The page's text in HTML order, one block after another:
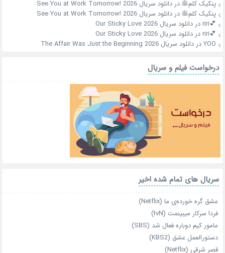
پنکیک کلم🥞دردانلود سریال See You at Work Tomorrow! 2026
پنکیک کلم🥞دردانلود سریال See You at Work Tomorrow! 2026
💕riri
دردانلود سریال Our Sticky Love 2026
💕riri
دردانلود سریال Our Sticky Love 2026
YOOدردانلود سریال The Affair Was Just the Beginning 2026
درخواست فیلم و سریال
سریال های تمام شده اخیر
عشق گره خورده‌ی ما (Netflix)
فردا سرکار میبینمت (tvN)
مامور کیم دوباره فعال شد (SBS)
دستورالعمل عشق (KBS2)
قصر شرقی (Netflix)